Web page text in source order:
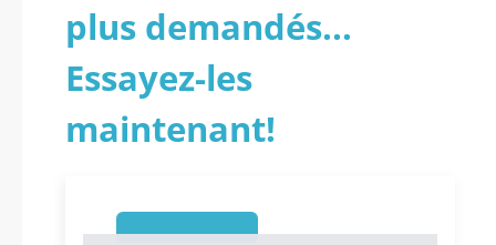
plus demandés...
Essayez-les
maintenant!